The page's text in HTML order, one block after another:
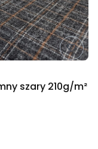
szary 210g/m²